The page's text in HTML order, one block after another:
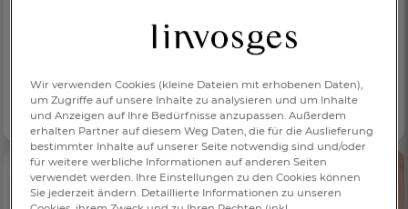
Bunter Zirkus
Ab€ 45,50 € 65,-
100% Baumwolle
Poncho
Ab € 27,30 € 39,-
100 % Baumwolle
Wir verwenden Cookies (kleine Dateien mit erhobenen Daten),
um Zugriffe auf unsere Inhalte zu analysieren und um Inhalte
und Anzeigen auf Ihre Bedürfnisse anzupassen. Außerdem
erhalten Partner auf diesem Weg Daten, die für die Auslieferung
bestimmter Inhalte auf unserer Seite notwendig sind und/oder
für weitere werbliche Informationen auf anderen Seiten
verwendet werden. Ihre Einstellungen zu den Cookies können
Sie jederzeit ändern. Detaillierte Informationen zu unseren